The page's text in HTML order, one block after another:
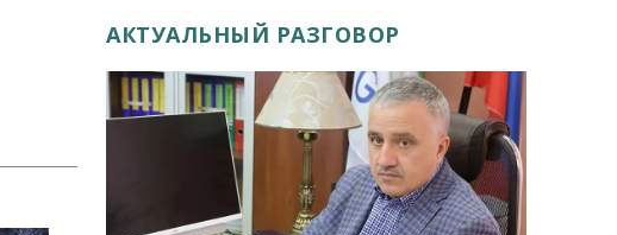
АКТУАЛЬНЫЙ РАЗГОВОР